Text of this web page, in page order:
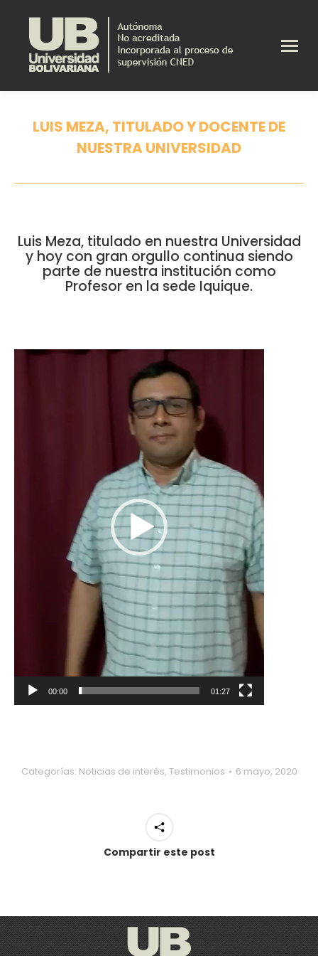
LUIS MEZA, TITULADO Y DOCENTE DE
NUESTRA UNIVERSIDAD
Luis Meza, titulado en nuestra Universidad
y hoy con gran orgullo continua siendo
parte de nuestra institución como
Profesor en la sede Iquique.
Reproductor
00:00 01:27
Categorías: Noticias de interés, Testimonios 6 mayo, 2020
Compartir este post